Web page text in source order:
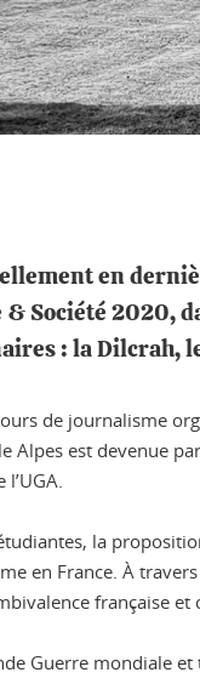
en
Société 2020,
: la Dilcrah,
de journalisme
Alpes est devenue
la
en France. À
française
Guerre mondiale